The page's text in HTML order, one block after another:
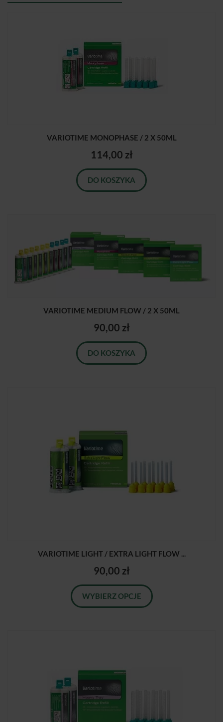
VARIOTIME MONOPHASE / 2 X 50ML
114,00 zł
DO KOSZYKA
VARIOTIME MEDIUM FLOW / 2 X 50ML
90,00 zł
DO KOSZYKA
VARIOTIME LIGHT / EXTRA LIGHT FLOW ...
90,00 zł
WYBIERZ OPCJE